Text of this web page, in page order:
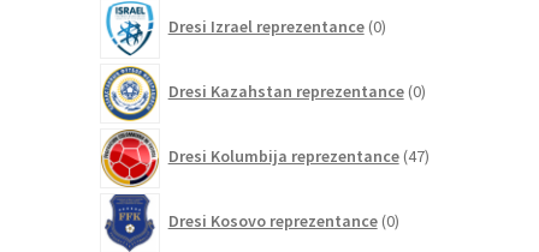
Dresi Izrael reprezentance 0izdelkov
Dresi Kazahstan reprezentance 0izdelkov
Dresi Kolumbija reprezentance 47izdelkov
Dresi Kosovo reprezentance 0izdelkov